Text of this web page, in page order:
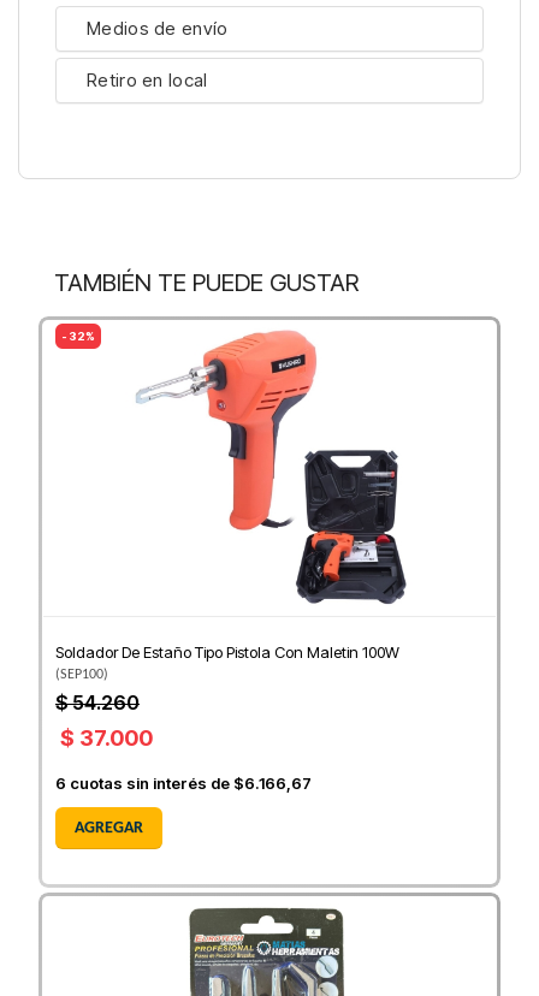
Medios de envío
Retiro en local
TAMBIÉN TE PUEDE GUSTAR
- 32%
Soldador De Estaño Tipo Pistola Con Maletin 100W
(SEP100)
$ 54.260
$ 37.000
6 cuotas sin interés de $6.166,67
AGREGAR